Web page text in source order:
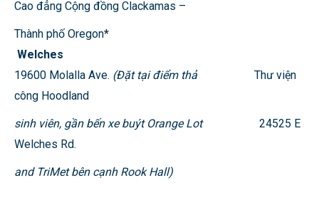
Cao đẳng Cộng đồng Clackamas –
Thành phố Oregon*
Welches
19600 Molalla Ave. (Đặt tại điểm thả Thư viện
công Hoodland
sinh viên, gần bến xe buýt Orange Lot 24525 E
Welches Rd.
and TriMet bên cạnh Rook Hall)